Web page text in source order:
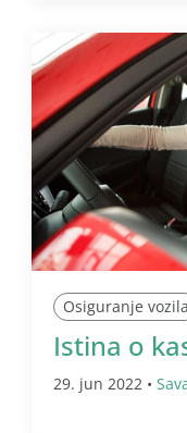
Osiguranje vozila
Istina o
29. jun 2022 •